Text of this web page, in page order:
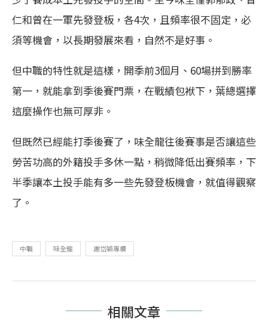
仁和曾在一軍先發登板，各4次，且頻率很不固定，必
須等機會，以長期發展來看，自然不是好事。
但中職的特性就是這樣，開季前3個月、60場拼到勝率
第一，就能拿到季後賽門票，在戰績包袱下，葉總選擇
這麼操作也無可厚非。
但既然已經能打季後賽了，味全龍往後賽事是否讓這些
勞苦功高的外籍投手多休一點，稍微降低出賽頻率，下
半季讓本土投手能有多一些先發登板機會，就值得觀察
了。
中職 味全龍 謝岱穎專欄
相關文章